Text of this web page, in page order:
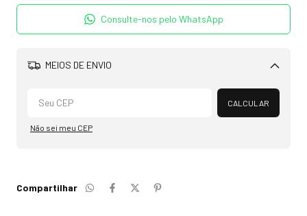
Consulte-nos pelo WhatsApp
MEIOS DE ENVIO
Alterar CEP
CALCULAR
Não sei meu CEP
Compartilhar